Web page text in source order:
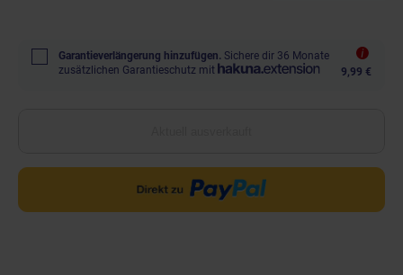
Garantieverlängerung hinzufügen. Sichere dir 36 Monate
zusätzlichen Garantieschutz mit
9,99 €